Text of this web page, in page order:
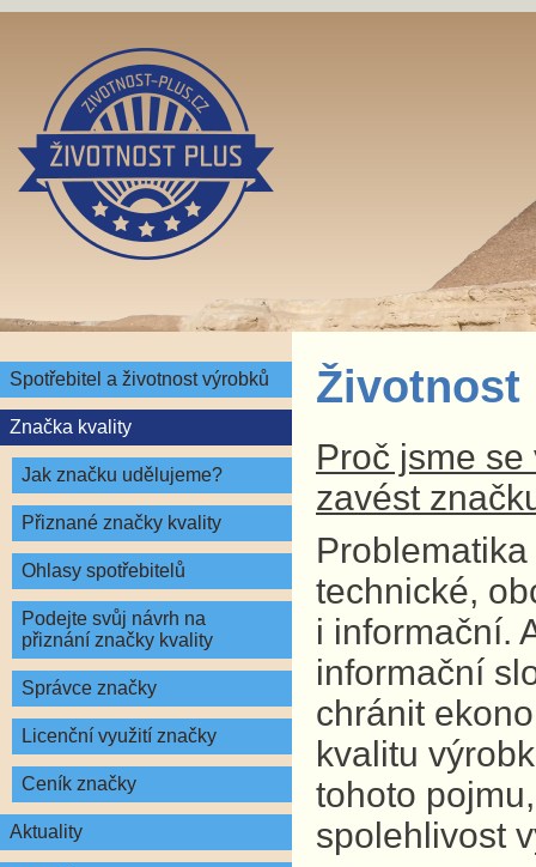
Spotřebitel a životnost výrobků
Značka kvality
Jak značku udělujeme?
Přiznané značky kvality
Ohlasy spotřebitelů
Podejte svůj návrh na
přiznání značky kvality
Správce značky
Licenční využití značky
Ceník značky
Aktuality
Životnost
Proč jsme
zavést
technické,
i informační.
informační
chránit
kvalitu
tohoto
spolehlivost